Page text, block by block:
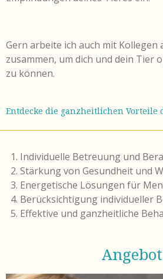
Gern arbeite ich auch mit Kollegen
zusammen, um dich und dein Tier
zu können.
Entdecke die ganzheitlichen Vorteile
Individuelle Betreuung und
Stärkung von Gesundheit und
Energetische Lösungen für
Berücksichtigung individueller
Effektive und ganzheitliche
Angebot